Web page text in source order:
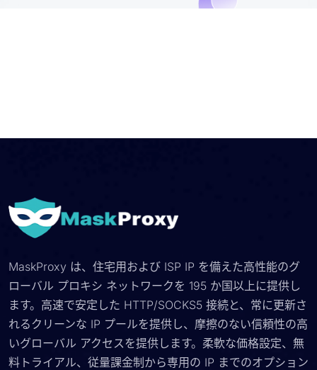
MaskProxy は、住宅用および ISP IP を備えた高性能のグ
ローバル プロキシ ネットワークを 195 か国以上に提供し
ます。高速で安定した HTTP/SOCKS5 接続と、常に更新さ
れるクリーンな IP プールを提供し、摩擦のない信頼性の高
いグローバル アクセスを提供します。柔軟な価格設定、無
料トライアル、従量課金制から専用の IP までのオプション